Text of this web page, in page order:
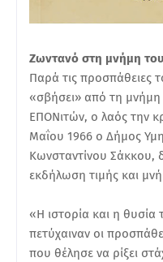
Ζωντανό στη μνήμη
Παρά τις προσπάθειες
«σβήσει» από τη
ΕΠΟΝιτών, ο λαός την
Μαΐου 1966 ο Δήμος
Κωνσταντίνου Σάκκου,
εκδήλωση τιμής και
«Η ιστορία και η θυσία
πετύχαιναν οι
που θέλησε να ρίξει